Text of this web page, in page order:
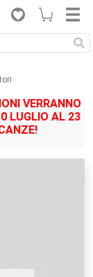
VERRANNO
LUGLIO AL 23